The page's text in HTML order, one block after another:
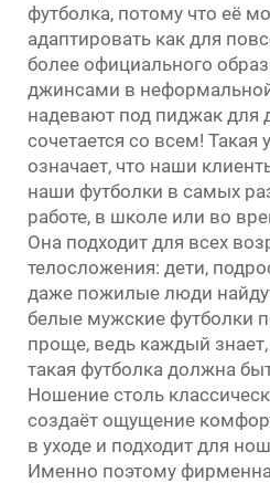
футболка, потому что её
адаптировать как для
более официального
джинсами в
надевают под пиджак для
сочетается со всем! Такая
означает, что наши
наши футболки в самых
работе, в школе или во
Она подходит для всех
телосложения: дети,
даже пожилые люди
белые мужские футболки
проще, ведь каждый знает,
такая футболка должна
Ношение столь
создаёт ощущение
в уходе и подходит для
Именно поэтому